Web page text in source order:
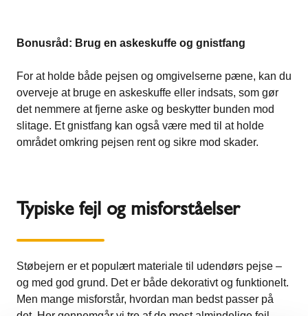
Bonusråd: Brug en askeskuffe og gnistfang
For at holde både pejsen og omgivelserne pæne, kan du
overveje at bruge en askeskuffe eller indsats, som gør
det nemmere at fjerne aske og beskytter bunden mod
slitage. Et gnistfang kan også være med til at holde
området omkring pejsen rent og sikre mod skader.
Typiske fejl og misforståelser
Støbejern er et populært materiale til udendørs pejse –
og med god grund. Det er både dekorativt og funktionelt.
Men mange misforstår, hvordan man bedst passer på